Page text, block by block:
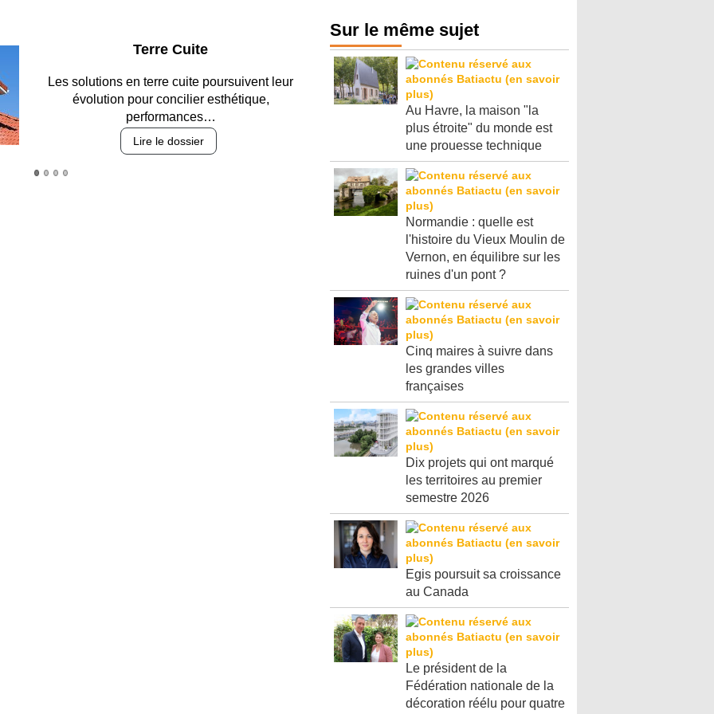
Terre Cuite
en terre cuite poursuivent leur
évolution pour concilier esthétique,
performances…
Lire le dossier
Parking et garages
Entre circulation, sécurisation des
Sur le même sujet
Au Havre, la maison "la
plus étroite" du monde est
une prouesse technique
Normandie : quelle est
l'histoire du Vieux Moulin de
Vernon, en équilibre sur les
ruines d'un pont ?
Cinq maires à suivre dans
les grandes villes
françaises
Dix projets qui ont marqué
les territoires au premier
semestre 2026
Egis poursuit sa croissance
au Canada
Le président de la
Fédération nationale de la
décoration réélu pour quatre